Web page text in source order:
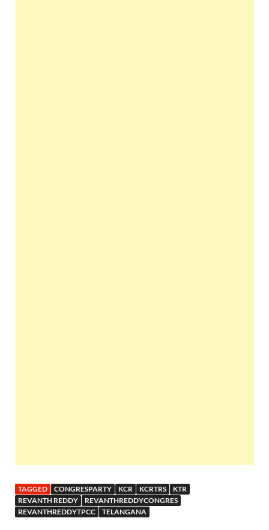
TAGGED CONGRESPARTY KCR KCRTRS
KTR
REVANTH REDDY
REVANTHREDDYCONGRES
REVANTHREDDYTPCC
TELANGANA